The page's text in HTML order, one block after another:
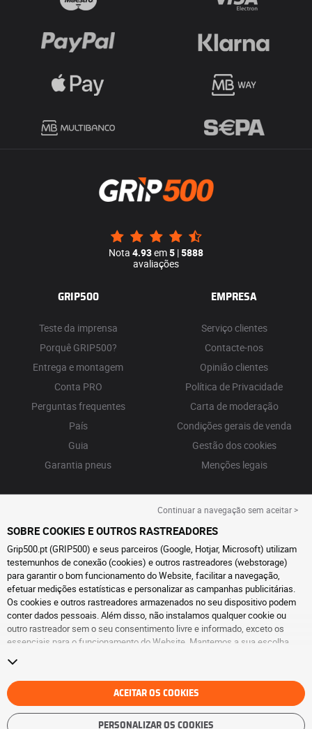
Nota 4.93em5 |5888
avaliações
GRIP500
Teste da imprensa
Porquê GRIP500?
Entrega e montagem
Conta PRO
Perguntas frequentes
País
Guia
Garantia pneus
EMPRESA
Serviço clientes
Contacte-nos
Opinião clientes
Política de Privacidade
Carta de moderação
Condições gerais de venda
Gestão dos cookies
Menções legais
Continuar a navegação sem aceitar >
SOBRE COOKIES E OUTROS RASTREADORES
Grip500.pt (GRIP500) e seus parceiros (Google, Hotjar, Microsoft) utilizam
testemunhos de conexão (cookies) e outros rastreadores (webstorage)
para garantir o bom funcionamento do Website, facilitar a navegação,
efetuar medições estatísticas e personalizar as campanhas publicitárias.
Os cookies e outros rastreadores armazenados no seu dispositivo podem
conter dados pessoais. Além disso, não instalamos qualquer cookie ou
outro rastreador sem o seu consentimento livre e informado, exceto os
essenciais para o funcionamento do Website. Mantemos a sua escolha
aceder à
a navegar sem aceitar a instalação de cookies ou outros rastreadores. A
recusa não prejudica o acesso aos serviços GRIP500. Para obter mais
informações, consultea página de cookies e outros rastreadores.
ACEITAR OS COOKIES
PERSONALIZAR OS COOKIES